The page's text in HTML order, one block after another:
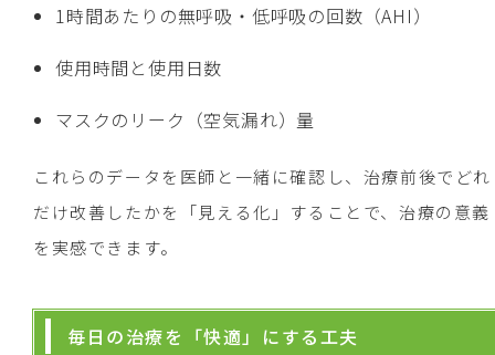
1時間あたりの無呼吸・低呼吸の回数（AHI）
使用時間と使用日数
マスクのリーク（空気漏れ）量
これらのデータを医師と一緒に確認し、治療前後でどれ
だけ改善したかを「見える化」することで、治療の意義
を実感できます。
毎日の治療を「快適」にする工夫